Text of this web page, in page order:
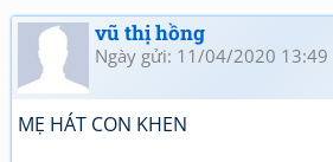
vũ thị hồng
Ngày gửi: 11/04/2020 13:49
MẸ HÁT CON KHEN